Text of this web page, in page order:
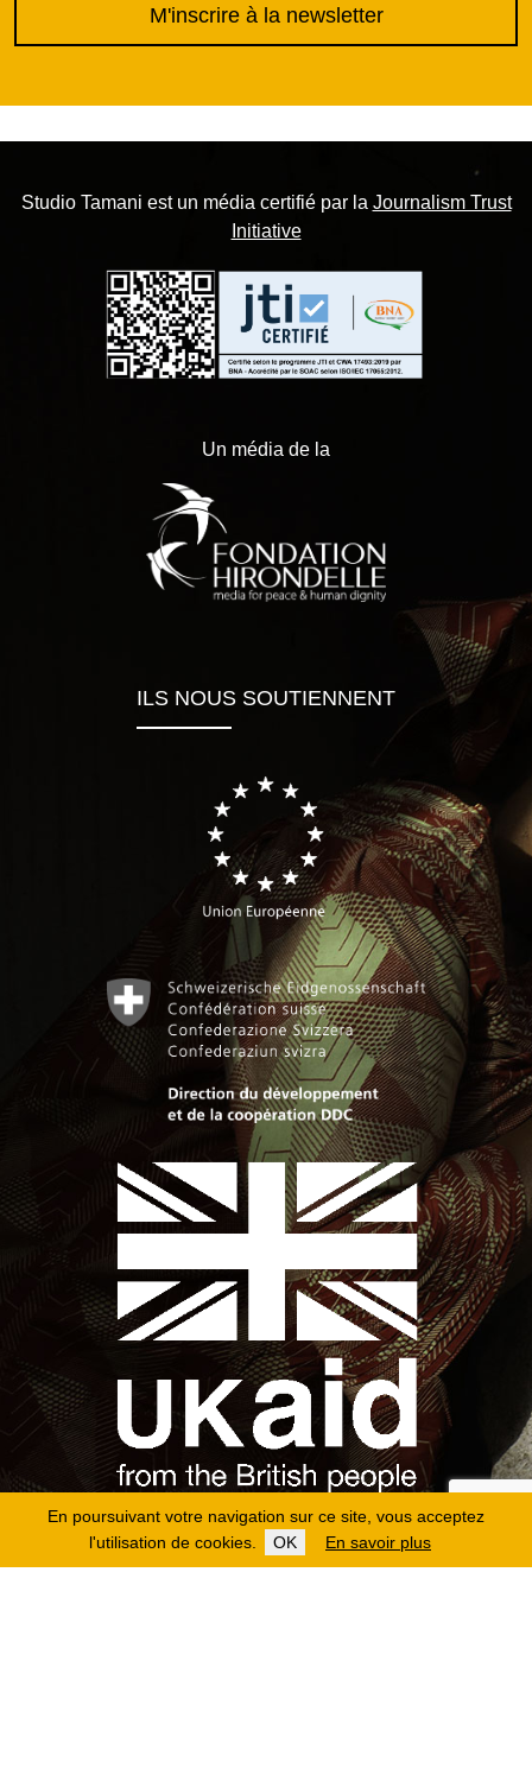
En poursuivant votre navigation sur ce site, vous acceptez
l'utilisation de cookies.
OK En savoir plus
M'inscrire à la newsletter
Studio Tamani est un média certifié par la Journalism Trust
Initiative
Un média de la
ILS NOUS SOUTIENNENT